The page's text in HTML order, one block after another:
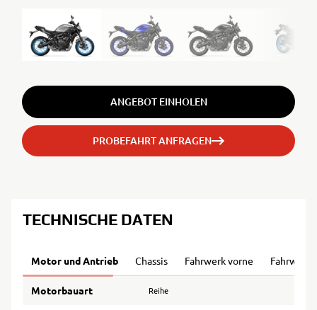
ANGEBOT EINHOLEN
PROBEFAHRT ANFRAGEN
TECHNISCHE DATEN
Motor und Antrieb Chassis Fahrwerk vorne Fahrwerk
Motorbauart Reihe